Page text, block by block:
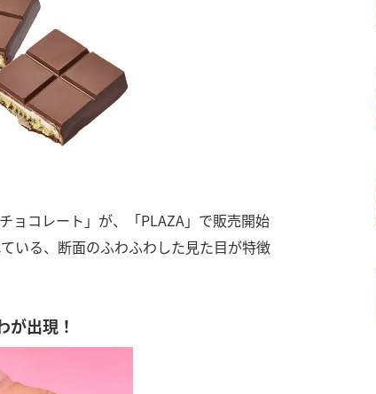
ョコレート」が、「PLAZA」で販売開始
る、断面のふわふわした見た目が特徴
が出現！